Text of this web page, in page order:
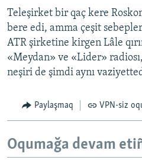
Teleşirket bir qaç kere
bere edi, amma çeşit
ATR şirketine kirgen Lâle
«Meydan» ve «Lider»
neşiri de şimdi aynı
Paylaşmaq VPN-siz
Oqumağa devam